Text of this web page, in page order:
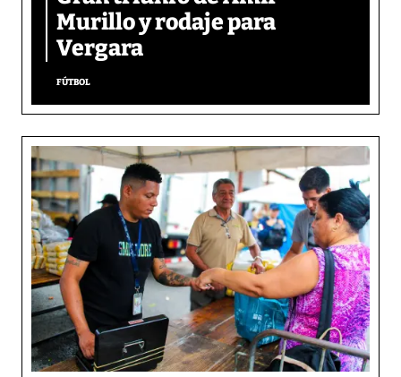
Murillo y rodaje para
Vergara
FÚTBOL